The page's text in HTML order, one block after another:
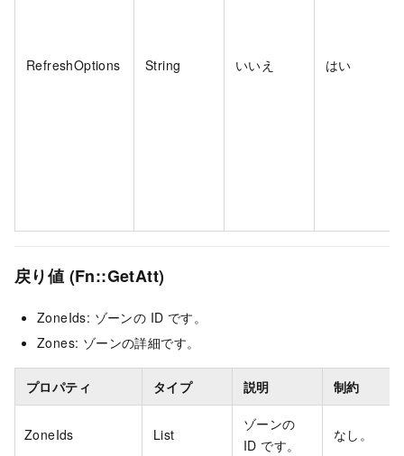
RefreshOptions String いいえ はい
戻り値 (Fn::GetAtt)
ZoneIds: ゾーンの ID です。
Zones: ゾーンの詳細です。
プロパティ タイプ 説明 制約
ZoneIds List
ゾーンの
ID です。
なし。